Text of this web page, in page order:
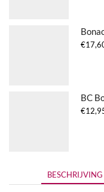
€
BC
€
BESCHRIJVING